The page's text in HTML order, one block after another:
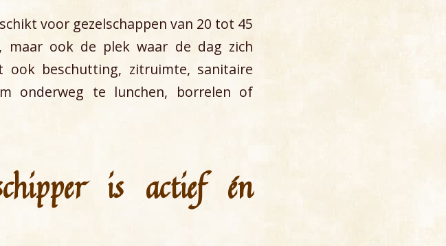
voor gezelschappen van 20 tot 45
maar ook de plek waar de dag zich
beschutting, zitruimte, sanitaire
onderweg te lunchen, borrelen of
is actief én